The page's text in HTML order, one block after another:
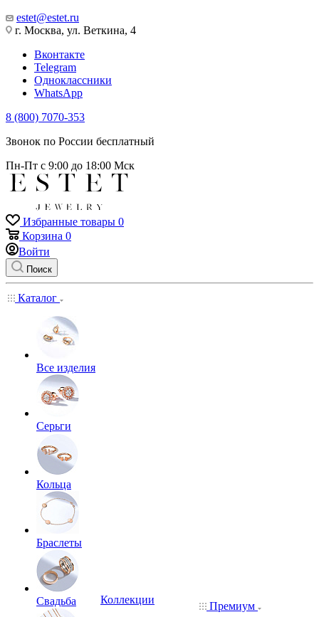
estet@estet.ru
г. Москва, ул. Веткина, 4
Вконтакте
Telegram
Одноклассники
WhatsApp
8 (800) 7070-353
Звонок по России бесплатный
Пн-Пт с 9:00 до 18:00 Мск
Избранные товары 0
Корзина 0
Войти
Поиск
Каталог
Все изделия
Серьги
Кольца
Браслеты
Свадьба
Коллекции
Премиум